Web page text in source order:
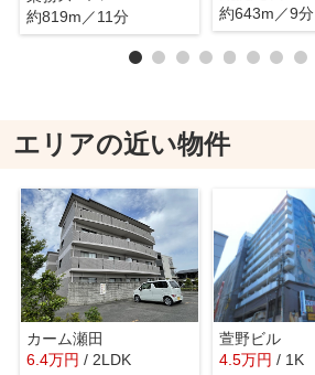
約819m／11分
約643m／9分
エリアの近い物件
カーム瀬田
6.4万円 / 2LDK
萱野ビル
4.5万円 / 1K